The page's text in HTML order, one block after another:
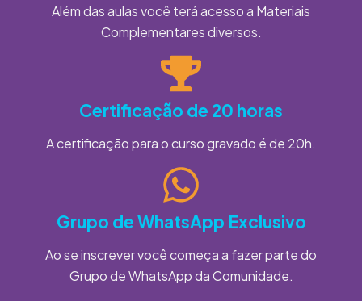
Além das aulas você terá acesso a Materiais
Complementares diversos.
Certificação de 20 horas
A certificação para o curso gravado é de 20h.
Grupo de WhatsApp Exclusivo
Ao se inscrever você começa a fazer parte do
Grupo de WhatsApp da Comunidade.